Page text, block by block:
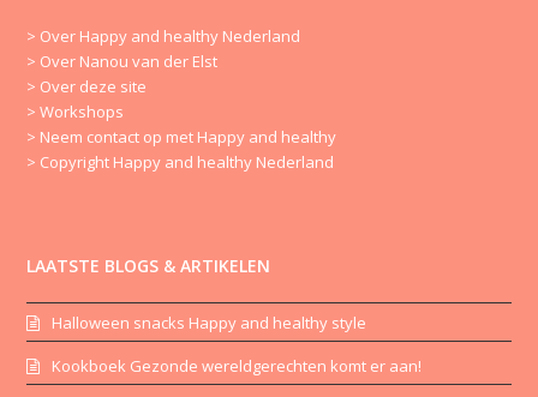
> Over Happy and healthy Nederland
> Over Nanou van der Elst
> Over deze site
> Workshops
> Neem contact op met Happy and healthy
> Copyright Happy and healthy Nederland
LAATSTE BLOGS & ARTIKELEN
Halloween snacks Happy and healthy style
Kookboek Gezonde wereldgerechten komt er aan!